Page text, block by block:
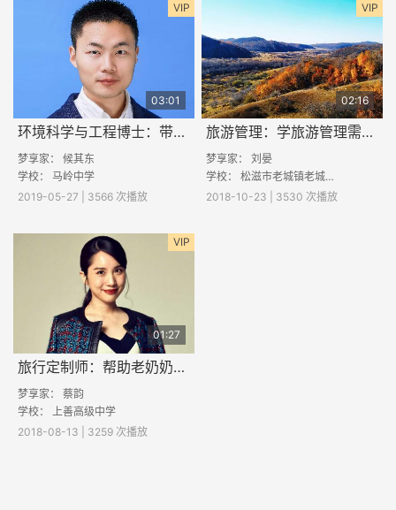
VIP
03:01
环境科学与工程博士：带你了解PM2.5
梦享家： 候其东
学校： 马岭中学
2019-05-27 | 3566 次播放
VIP
02:16
旅游管理：学旅游管理需要具备哪些素质
梦享家： 刘晏
学校： 松滋市老城镇老城初级中学
2018-10-23 | 3530 次播放
VIP
01:27
旅行定制师：帮助老奶奶完成心愿
梦享家： 蔡韵
学校：
上善高级中学
2018-08-13 | 3259 次播放